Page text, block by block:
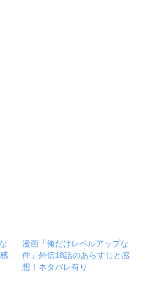
漫画「俺だけレベルアップな
件」外伝18話のあらすじと感
想！ネタバレ有り